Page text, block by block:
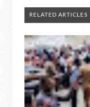
RELATED ARTICLES